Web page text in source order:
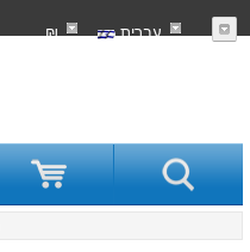
עִברִית ₪